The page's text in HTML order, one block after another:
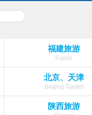
福建旅游
Fujian
北京、天津
Beijing Tianjin
陕西旅游